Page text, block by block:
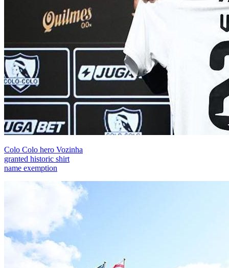
Colo Colo hero Vozinha
granted historic shirt
name exemption